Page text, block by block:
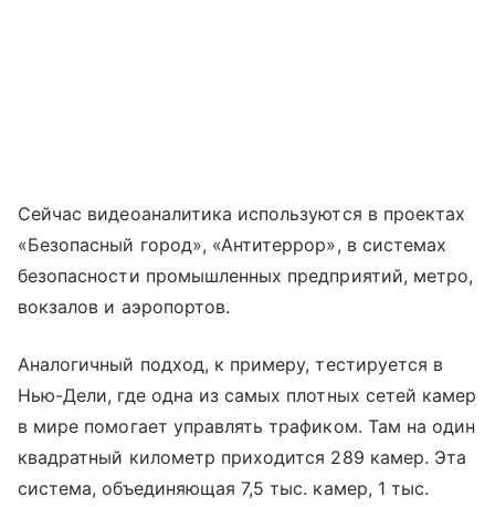
Сейчас видеоаналитика используются в проектах
«Безопасный город», «Антитеррор», в системах
безопасности промышленных предприятий, метро,
вокзалов и аэропортов.
Аналогичный подход, к примеру, тестируется в
Нью-Дели, где одна из самых плотных сетей камер
в мире помогает управлять трафиком. Там на один
квадратный километр приходится 289 камер. Эта
система, объединяющая 7,5 тыс. камер, 1 тыс.